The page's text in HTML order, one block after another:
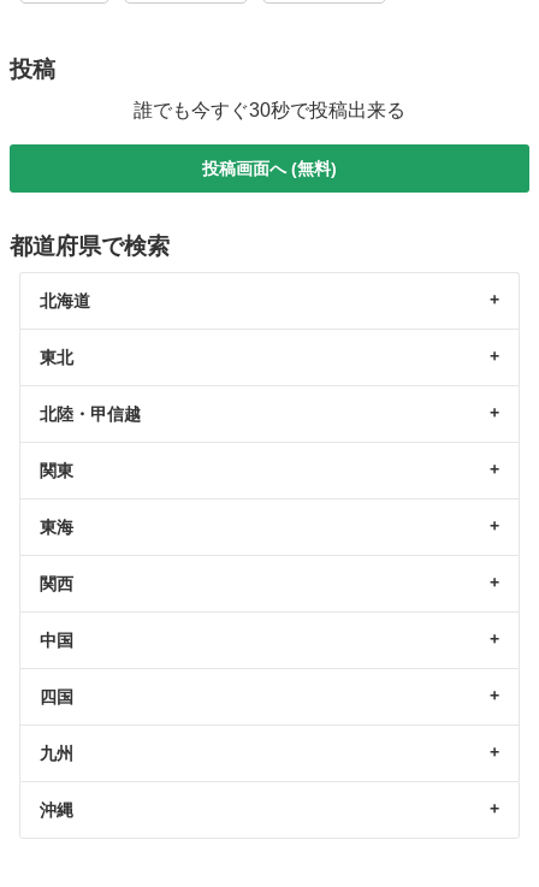
投稿
誰でも今すぐ30秒で投稿出来る
投稿画面へ (無料)
都道府県で検索
北海道
東北
北陸・甲信越
関東
東海
関西
中国
四国
九州
沖縄